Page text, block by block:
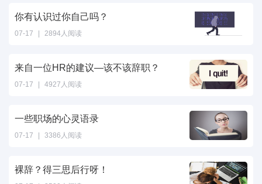
你有认识过你自己吗？
07-17 | 2894人阅读
来自一位HR的建议—该不该辞职？
07-17 | 4927人阅读
一些职场的心灵语录
07-17 | 3386人阅读
裸辞？得三思后行呀！